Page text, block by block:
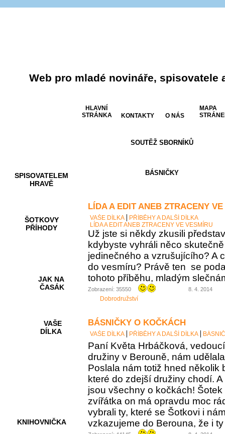
Web pro mladé novináře, spisovatele
HLAVNÍ
STRÁNKA
KONTAKTY O NÁS
MAPA
SPISOVATELEM
HRAVĚ
ŠOTKOVY
PŘÍHODY
JAK NA
ČASÁK
VAŠE
DÍLKA
KNIHOVNIČKA
SOUTĚŽ SBORNÍKŮ
BÁSNIČKY
LÍDA A EDIT ANEB ZTRACENY
VAŠE DÍLKA
PŘÍBĚHY A DALŠÍ DÍLKA
LÍDA A EDIT ANEB ZTRACENY VE VESMÍRU
Už jste si někdy zkusili
kdybyste vyhráli něco
jedinečného a vzrušujícího? A
do vesmíru? Právě ten se
tohoto příběhu, mladým
Zobrazení: 35550 8. 4. 2014
Dobrodružství
BÁSNIČKY O KOČKÁCH
VAŠE DÍLKA PŘÍBĚHY A DALŠÍ DÍLKA
Paní Květa Hrbáčková,
družiny v Berouně, nám
Poslala nám totiž hned několik
které do zdejší družiny chodí.
jsou všechny o kočkách!
zvířátka on má opravdu moc
vybrali ty, které se Šotkovi i
vzkazujeme do Berouna, že i